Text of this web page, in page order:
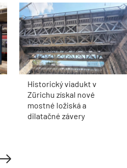
Historický viadukt v
Zürichu získal nové
mostné ložiská a
dilatačné závery